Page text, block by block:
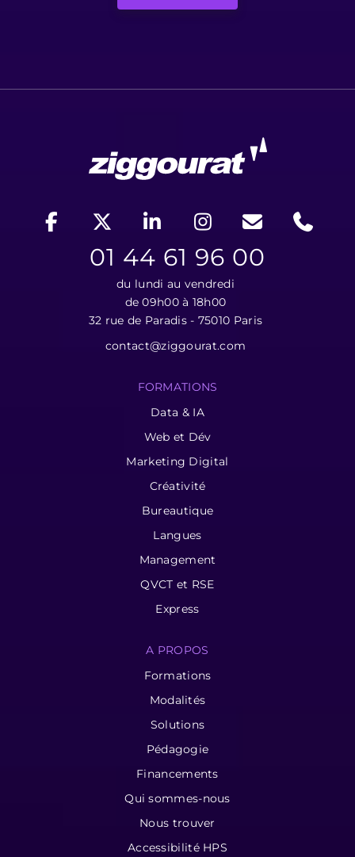
01 44 61 96 00
du lundi au vendredi
de 09h00 à 18h00
32 rue de Paradis - 75010 Paris
contact@ziggourat.com
FORMATIONS
Data & IA
Web et Dév
Marketing Digital
Créativité
Bureautique
Langues
Management
QVCT et RSE
Express
A PROPOS
Formations
Modalités
Solutions
Pédagogie
Financements
Qui sommes-nous
Nous trouver
Accessibilité HPS